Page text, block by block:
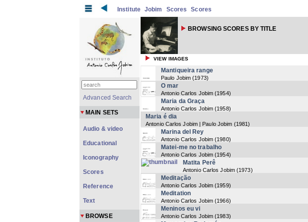
Institute Jobim Scores Scores
BROWSING SCORES BY TITLE
VIEW IMAGES
Mantiqueira range
Paulo Jobim (1973)
O mar
Antonio Carlos Jobim (1954)
Maria da Graça
Antonio Carlos Jobim (1958)
Maria é dia
Antonio Carlos Jobim | Paulo Jobim (1981)
Marina del Rey
Antonio Carlos Jobim (1980)
Matei-me no trabalho
Antonio Carlos Jobim (1954)
Matita Perê
Antonio Carlos Jobim (1973)
Meditação
Antonio Carlos Jobim (1959)
Meditation
Antonio Carlos Jobim (1966)
Meninos eu vi
Antonio Carlos Jobim (1983)
Advanced Search
MAIN SETS
Audio & video
Educational
Iconography
Scores
Reference
Text
BROWSE